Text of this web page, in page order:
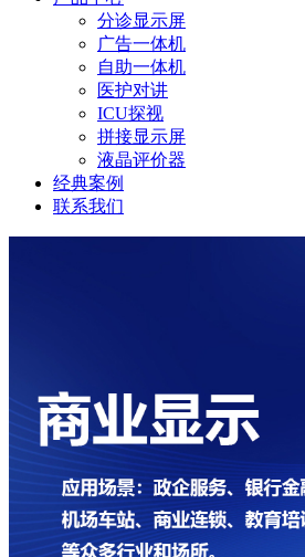
分诊显示屏
广告一体机
自助一体机
医护对讲
ICU探视
拼接显示屏
液晶评价器
经典案例
联系我们